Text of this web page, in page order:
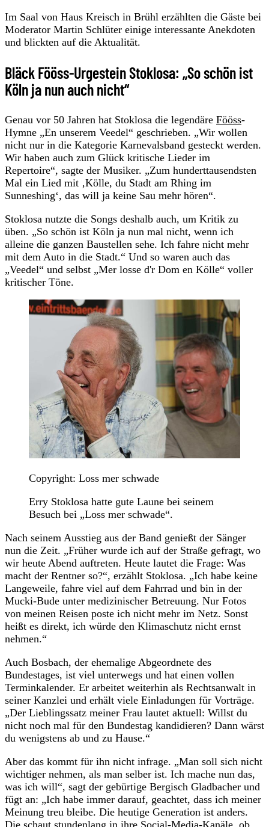
Im Saal von Haus Kreisch in Brühl erzählten die Gäste bei
Moderator Martin Schlüter einige interessante Anekdoten
und blickten auf die Aktualität.
Bläck Fööss-Urgestein Stoklosa: „So schön ist
Köln ja nun auch nicht“
Genau vor 50 Jahren hat Stoklosa die legendäre Fööss-
Hymne „En unserem Veedel“ geschrieben. „Wir wollen
nicht nur in die Kategorie Karnevalsband gesteckt werden.
Wir haben auch zum Glück kritische Lieder im
Repertoire“, sagte der Musiker. „Zum hunderttausendsten
Mal ein Lied mit ‚Kölle, du Stadt am Rhing im
Sunneshing‘, das will ja keine Sau mehr hören“.
Stoklosa nutzte die Songs deshalb auch, um Kritik zu
üben. „So schön ist Köln ja nun mal nicht, wenn ich
alleine die ganzen Baustellen sehe. Ich fahre nicht mehr
mit dem Auto in die Stadt.“ Und so waren auch das
„Veedel“ und selbst „Mer losse d'r Dom en Kölle“ voller
kritischer Töne.
Copyright: Loss mer schwade
Erry Stoklosa hatte gute Laune bei seinem
Besuch bei „Loss mer schwade“.
Nach seinem Ausstieg aus der Band genießt der Sänger
nun die Zeit. „Früher wurde ich auf der Straße gefragt, wo
wir heute Abend auftreten. Heute lautet die Frage: Was
macht der Rentner so?“, erzählt Stoklosa. „Ich habe keine
Langeweile, fahre viel auf dem Fahrrad und bin in der
Mucki-Bude unter medizinischer Betreuung. Nur Fotos
von meinen Reisen poste ich nicht mehr im Netz. Sonst
heißt es direkt, ich würde den Klimaschutz nicht ernst
nehmen.“
Auch Bosbach, der ehemalige Abgeordnete des
Bundestages, ist viel unterwegs und hat einen vollen
Terminkalender. Er arbeitet weiterhin als Rechtsanwalt in
seiner Kanzlei und erhält viele Einladungen für Vorträge.
„Der Lieblingssatz meiner Frau lautet aktuell: Willst du
nicht noch mal für den Bundestag kandidieren? Dann wärst
du wenigstens ab und zu Hause.“
Aber das kommt für ihn nicht infrage. „Man soll sich nicht
wichtiger nehmen, als man selber ist. Ich mache nun das,
was ich will“, sagt der gebürtige Bergisch Gladbacher und
fügt an: „Ich habe immer darauf, geachtet, dass ich meiner
Meinung treu bleibe. Die heutige Generation ist anders.
Die schaut stundenlang in ihre Social-Media-Kanäle, ob